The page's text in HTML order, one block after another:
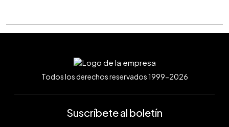
Todos los derechos reservados 1999-2026
Suscríbete al boletín